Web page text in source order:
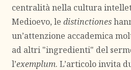
centralità nella cultura
Medioevo, le distinctiones
un’attenzione accademica
ad altri "ingredienti" del
l’exemplum. L’articolo invita